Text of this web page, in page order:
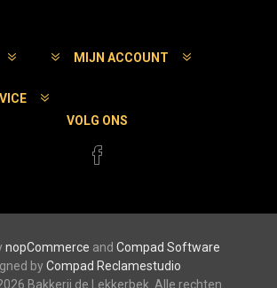
MIJN ACCOUNT
VOLG ONS
nopCommerce and Compad Software
byCompad Reclamestudio
Bakkerij de Lekkerbek. Alle rechten